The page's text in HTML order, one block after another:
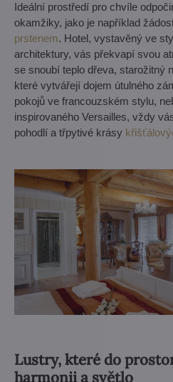
Ideální prostředí pro chvíle
okamžiky, jako je například
prstenem. Hotel, vystavěný ve
architektury, vás překvapí svou
se snoubí teplo dřeva, starožitný
které vytvářejí dojem útulného
pokojů ve francouzském stylu,
inspirovaného Versailles, vždy
pohodlí a třpytivé krásy
Lustry, které do
harmonii a světlo